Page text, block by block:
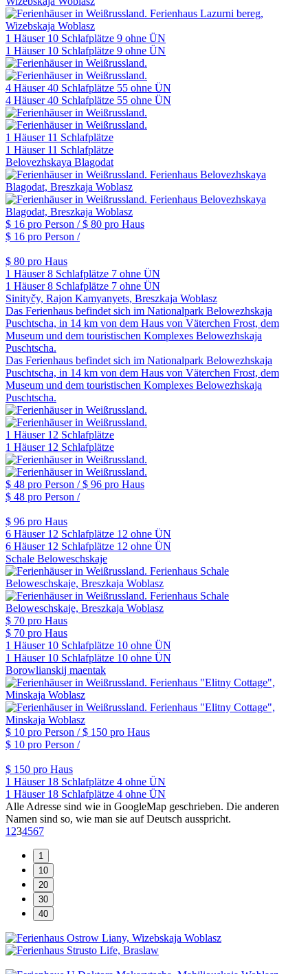
1 Häuser 10 Schlafplätze 9 ohne ÜN
1 Häuser 10 Schlafplätze 9 ohne ÜN
4 Häuser 40 Schlafplätze 55 ohne ÜN
4 Häuser 40 Schlafplätze 55 ohne ÜN
1 Häuser 11 Schlafplätze
1 Häuser 11 Schlafplätze
Belovezhskaya Blagodat
$ 16 pro Person /$ 80 pro Haus
$ 16 pro Person /
$ 80 pro Haus
1 Häuser 8 Schlafplätze 7 ohne ÜN
1 Häuser 8 Schlafplätze 7 ohne ÜN
Sinityčy, Rajon Kamyanyets, Breszkaja Woblasz
Das Ferienhaus befindet sich im Nationalpark Belowezhskaja
Puschtscha, in 14 km von dem Haus von Väterchen Frost, dem
Museum und dem touristischen Komplexes Belowezhskaja
Puschtscha.
Das Ferienhaus befindet sich im Nationalpark Belowezhskaja
Puschtscha, in 14 km von dem Haus von Väterchen Frost, dem
Museum und dem touristischen Komplexes Belowezhskaja
Puschtscha.
1 Häuser 12 Schlafplätze
1 Häuser 12 Schlafplätze
$ 48 pro Person /$ 96 pro Haus
$ 48 pro Person /
$ 96 pro Haus
6 Häuser 12 Schlafplätze 12 ohne ÜN
6 Häuser 12 Schlafplätze 12 ohne ÜN
Schale Beloweschskaje
$ 70 pro Haus
$ 70 pro Haus
1 Häuser 10 Schlafplätze 10 ohne ÜN
1 Häuser 10 Schlafplätze 10 ohne ÜN
Borowlianskij maentak
$ 10 pro Person /$ 150 pro Haus
$ 10 pro Person /
$ 150 pro Haus
1 Häuser 18 Schlafplätze 4 ohne ÜN
1 Häuser 18 Schlafplätze 4 ohne ÜN
Alle Adresse sind wie in GoogleMap geschrieben. Die anderen
Namen sind so, wie man sie auf Deutsch ausspricht.
1 234567